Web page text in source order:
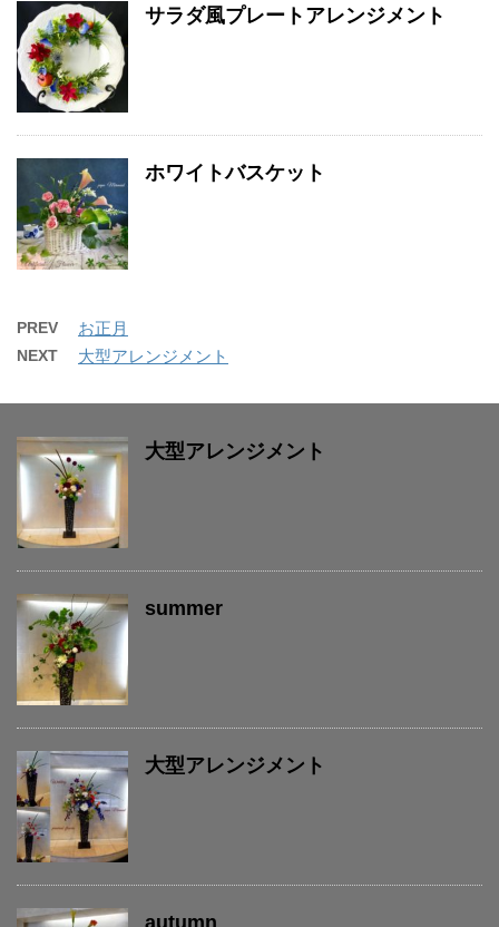
サラダ風プレートアレンジメント
ホワイトバスケット
PREV お正月
NEXT 大型アレンジメント
大型アレンジメント
summer
大型アレンジメント